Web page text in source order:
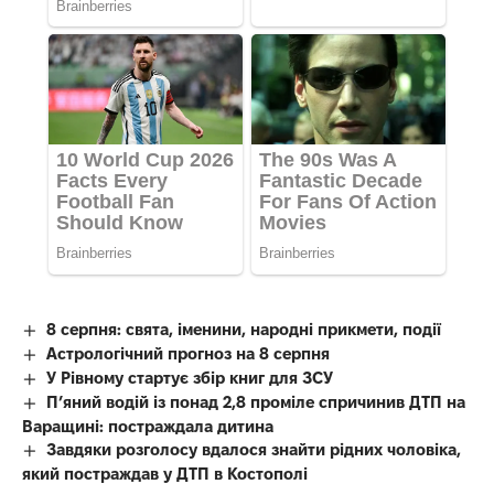
8 серпня: свята, іменини, народні прикмети, події
Астрологічний прогноз на 8 серпня
У Рівному стартує збір книг для ЗСУ
П’яний водій із понад 2,8 проміле спричинив ДТП на
Варащині: постраждала дитина
Завдяки розголосу вдалося знайти рідних чоловіка,
який постраждав у ДТП в Костополі